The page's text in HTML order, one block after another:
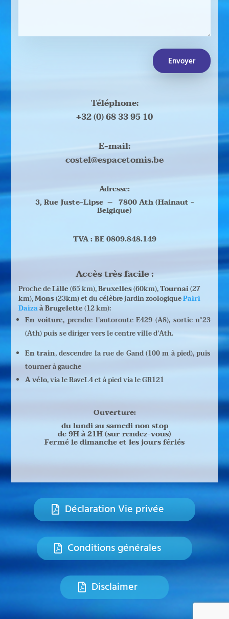
Envoyer
Téléphone:
+32 (0) 68 33 95 10
E-mail:
costel@espacetomis.be
Adresse:
3, Rue Juste-Lipse – 7800 Ath (Hainaut -
Belgique)
TVA : BE 0809.848.149
Accès très facile :
Proche deLille(65 km),Bruxelles(60km),Tournai(27
km),Mons(23km) et du célèbre jardin zoologiquePairi
Daizaà Brugelette(12 km):
En voiture, prendre l’autoroute E429 (A8), sortie n°23
(Ath) puis se diriger vers le centre ville d’Ath.
En train, descendre la rue de Gand (100 m à pied), puis
tourner à gauche
A vélo, via le RaveL4 et à pied via le GR121
Ouverture:
du lundi au samedi non stop
de 9H à 21H (sur rendez-vous)
Fermé le dimanche et les jours fériés
Déclaration Vie privée
Conditions générales
Disclaimer